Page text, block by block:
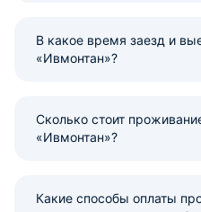
В какое время заезд и
«Ивмонтан»?
Сколько стоит
«Ивмонтан»?
Какие способы оплаты